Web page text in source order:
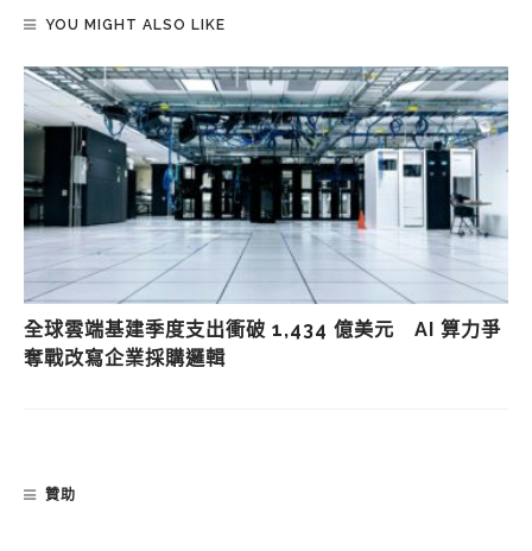
YOU MIGHT ALSO LIKE
全球雲端基建季度支出衝破 1,434 億美元 AI 算力爭
奪戰改寫企業採購邏輯
贊助